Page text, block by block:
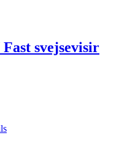
svejsevisir